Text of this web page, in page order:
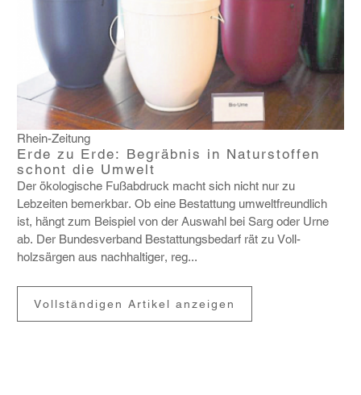
Rhein-Zeitung
Erde zu Erde: Begräbnis in Naturstoffen
schont die Umwelt
Der ökolo­gi­sche Fußab­druck macht sich nicht nur zu
Lebzeiten bemerkbar. Ob eine Bestat­tung umwelt­freund­lich
ist, hängt zum Beispiel von der Auswahl bei Sarg oder Urne
ab. Der Bundes­ver­band Bestat­tungs­be­darf rät zu Voll­
holzsärgen aus nach­hal­tiger, reg...
Vollständigen Artikel anzeigen